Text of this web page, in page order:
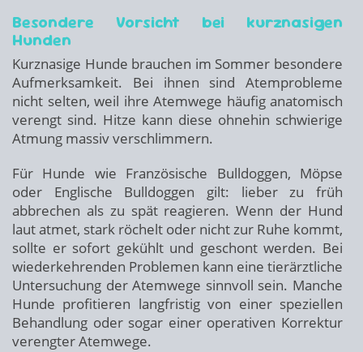
Besondere Vorsicht bei kurznasigen
Hunden
Kurznasige Hunde brauchen im Sommer besondere
Aufmerksamkeit. Bei ihnen sind Atemprobleme
nicht selten, weil ihre Atemwege häufig anatomisch
verengt sind. Hitze kann diese ohnehin schwierige
Atmung massiv verschlimmern.
Für Hunde wie Französische Bulldoggen, Möpse
oder Englische Bulldoggen gilt: lieber zu früh
abbrechen als zu spät reagieren. Wenn der Hund
laut atmet, stark röchelt oder nicht zur Ruhe kommt,
sollte er sofort gekühlt und geschont werden. Bei
wiederkehrenden Problemen kann eine tierärztliche
Untersuchung der Atemwege sinnvoll sein. Manche
Hunde profitieren langfristig von einer speziellen
Behandlung oder sogar einer operativen Korrektur
verengter Atemwege.